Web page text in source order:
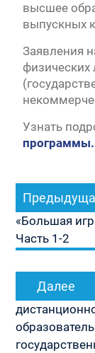
высшее
выпускных
Заявления
физических
Узнать
программы.
Навигация
по
записям
«Большая
Часть 1-2
Далее